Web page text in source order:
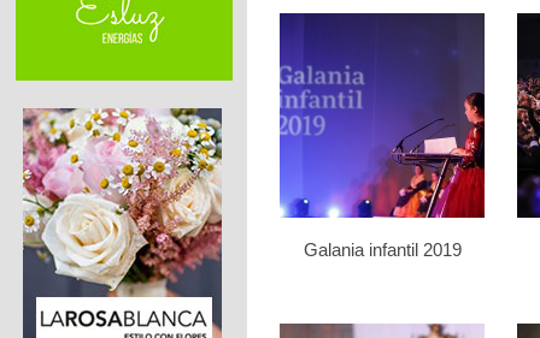
Galania infantil 2019